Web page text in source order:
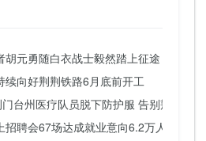
胡元勇随白衣战士毅然踏上征途
续向好荆荆铁路6月底前开工
台州医疗队员脱下防护服 告别荆门的
聘会67场达成就业意向6.2万人